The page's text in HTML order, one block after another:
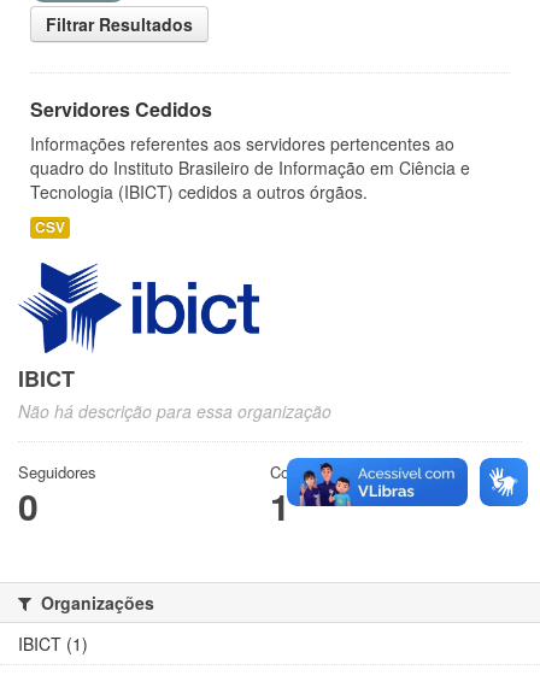
Filtrar Resultados
Servidores Cedidos
Informações referentes aos servidores pertencentes ao
quadro do Instituto Brasileiro de Informação em Ciência e
Tecnologia (IBICT) cedidos a outros órgãos.
CSV
IBICT
Não há descrição para essa organização
Seguidores
0
Conjuntos de dados
1
Organizações
IBICT (1)